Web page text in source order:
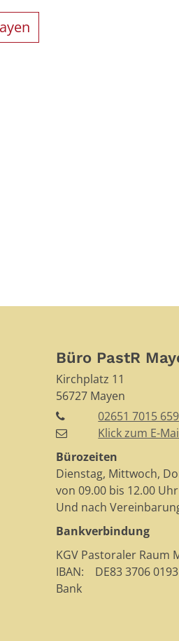
Büro PastR
Kirchplatz 11
56727 Mayen
02651 7015 659
Klick zum E-
Bürozeiten
Dienstag, Mittwoch,
von 09.00 bis 12.00 Uhr
Und nach
Bankverbindung
KGV Pastoraler Raum
IBAN: DE83 3706
Bank